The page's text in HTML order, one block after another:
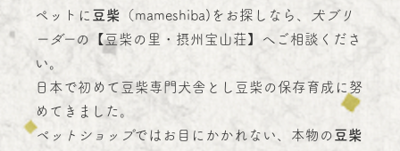
ペットに 豆柴 （mameshiba)をお探しなら、
犬ブリ
ーダーの【豆柴の里・摂州宝山荘】へご相談くださ
い。
日本で初めて豆柴専門犬舎とし豆柴の保存育成に努
めてきました。
ペットショップではお目にかかれない、本物の豆柴